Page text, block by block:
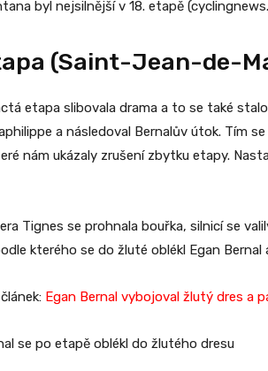
byl nejsilnější v 18. etapě
(Saint-Jean-de-
etapa slibovala drama a to se také
a následoval Bernalův útok. Tím
nám ukázaly zrušení zbytku etapy.
Tignes se prohnala bouřka, silnicí se
kterého se do žluté oblékl Egan Bernal
Egan Bernal vybojoval žlutý dres a
se po etapě oblékl do žlutého dresu